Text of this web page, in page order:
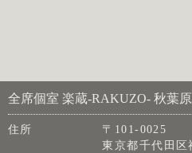
全席個室 楽蔵‐RAKUZO‐ 秋葉
住所
〒101-0025
東京都千代田